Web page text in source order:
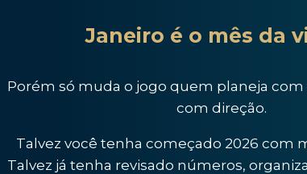
Janeiro é o mês da
Porém só muda o jogo quem planeja
com direção.
Talvez você tenha começado 2026 com
Talvez já tenha revisado números,